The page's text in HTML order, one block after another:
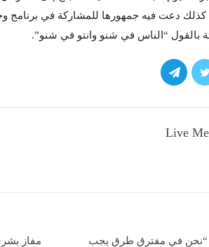
دعت فيه جمهورها للمشاركة في برنامج
بالقول “الناس في شنو وانتو في شنو”.
Live
“نحن في مفترق طرق يجب
مفاز